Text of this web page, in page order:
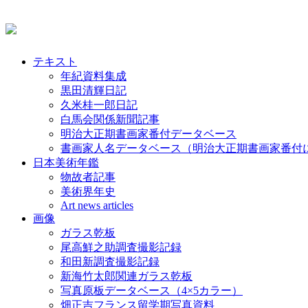
テキスト
年紀資料集成
黒田清輝日記
久米桂一郎日記
白馬会関係新聞記事
明治大正期書画家番付データベース
書画家人名データベース（明治大正期書画家番付
日本美術年鑑
物故者記事
美術界年史
Art news articles
画像
ガラス乾板
尾高鮮之助調査撮影記録
和田新調査撮影記録
新海竹太郎関連ガラス乾板
写真原板データベース（4×5カラー）
畑正吉フランス留学期写真資料